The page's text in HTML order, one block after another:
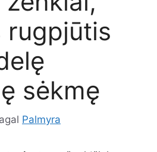
rugpjūtis
sėkmę
Palmyra